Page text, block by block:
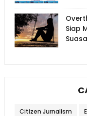
Siap
Citizen Jurnalism